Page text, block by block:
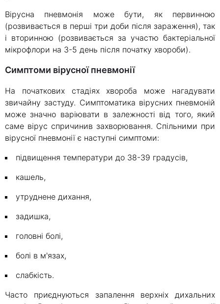
Вірусна пневмонія може бути, як первинною
(розвивається в перші три доби після зараження), так
і вторинною (розвивається за участю бактеріальної
мікрофлори на 3-5 день після початку хвороби).
Симптоми вірусної пневмонії
На початкових стадіях хвороба може нагадувати
звичайну застуду. Симптоматика вірусних пневмоній
може значно варіювати в залежності від того, який
саме вірус спричинив захворювання. Спільними при
вірусної пневмонії є наступні симптоми:
підвищення температури до 38-39 градусів,
кашель,
утруднене дихання,
задишка,
головні болі,
болі в м'язах,
слабкість.
Часто приєднуються запалення верхніх дихальних